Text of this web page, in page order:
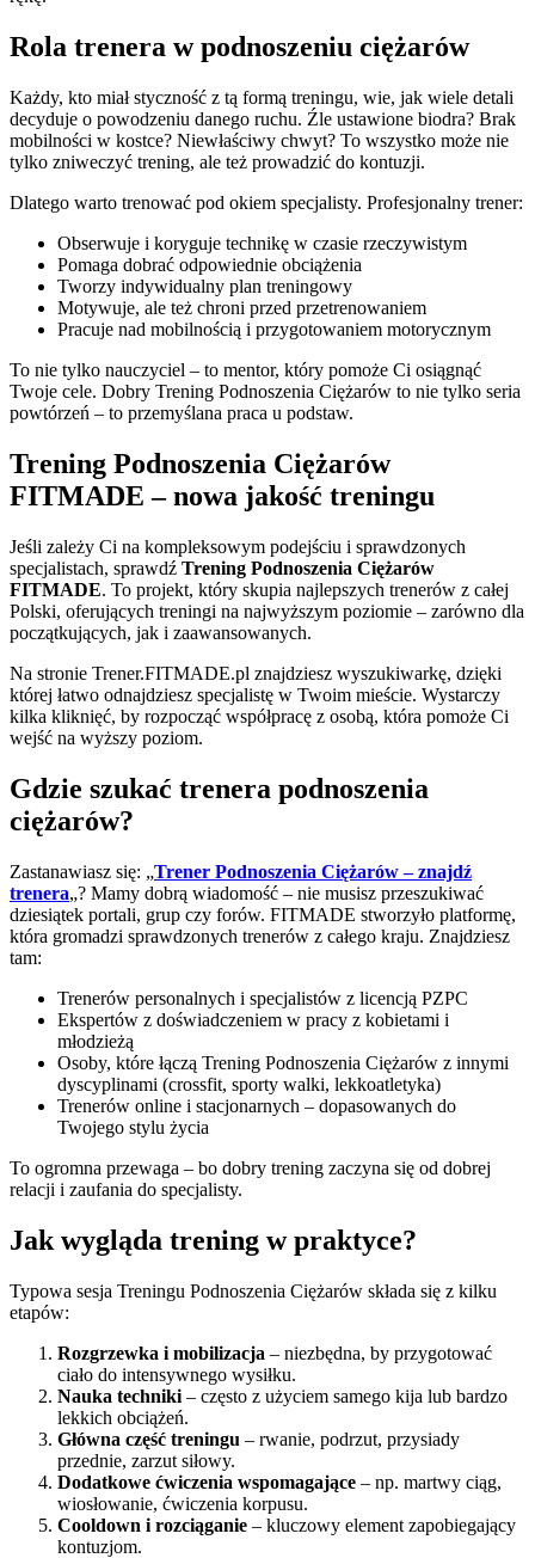
Rola trenera w podnoszeniu ciężarów
Każdy, kto miał styczność z tą formą treningu, wie, jak wiele detali
decyduje o powodzeniu danego ruchu. Źle ustawione biodra? Brak
mobilności w kostce? Niewłaściwy chwyt? To wszystko może nie
tylko zniweczyć trening, ale też prowadzić do kontuzji.
Dlatego warto trenować pod okiem specjalisty. Profesjonalny trener:
Obserwuje i koryguje technikę w czasie rzeczywistym
Pomaga dobrać odpowiednie obciążenia
Tworzy indywidualny plan treningowy
Motywuje, ale też chroni przed przetrenowaniem
Pracuje nad mobilnością i przygotowaniem motorycznym
To nie tylko nauczyciel – to mentor, który pomoże Ci osiągnąć
Twoje cele. Dobry Trening Podnoszenia Ciężarów to nie tylko seria
powtórzeń – to przemyślana praca u podstaw.
Trening Podnoszenia Ciężarów
FITMADE – nowa jakość treningu
Jeśli zależy Ci na kompleksowym podejściu i sprawdzonych
specjalistach, sprawdź Trening Podnoszenia Ciężarów
FITMADE. To projekt, który skupia najlepszych trenerów z całej
Polski, oferujących treningi na najwyższym poziomie – zarówno dla
początkujących, jak i zaawansowanych.
Na stronie Trener.FITMADE.pl znajdziesz wyszukiwarkę, dzięki
której łatwo odnajdziesz specjalistę w Twoim mieście. Wystarczy
kilka kliknięć, by rozpocząć współpracę z osobą, która pomoże Ci
wejść na wyższy poziom.
Gdzie szukać trenera podnoszenia
ciężarów?
Zastanawiasz się: „Trener Podnoszenia Ciężarów – znajdź
trenera„? Mamy dobrą wiadomość – nie musisz przeszukiwać
dziesiątek portali, grup czy forów. FITMADE stworzyło platformę,
która gromadzi sprawdzonych trenerów z całego kraju. Znajdziesz
tam:
Trenerów personalnych i specjalistów z licencją PZPC
Ekspertów z doświadczeniem w pracy z kobietami i
młodzieżą
Osoby, które łączą Trening Podnoszenia Ciężarów z innymi
dyscyplinami (crossfit, sporty walki, lekkoatletyka)
Trenerów online i stacjonarnych – dopasowanych do
Twojego stylu życia
To ogromna przewaga – bo dobry trening zaczyna się od dobrej
relacji i zaufania do specjalisty.
Jak wygląda trening w praktyce?
Typowa sesja Treningu Podnoszenia Ciężarów składa się z kilku
etapów:
Rozgrzewka i mobilizacja – niezbędna, by przygotować
ciało do intensywnego wysiłku.
Nauka techniki – często z użyciem samego kija lub bardzo
lekkich obciążeń.
Główna część treningu – rwanie, podrzut, przysiady
przednie, zarzut siłowy.
Dodatkowe ćwiczenia wspomagające – np. martwy ciąg,
wiosłowanie, ćwiczenia korpusu.
Cooldown i rozciąganie – kluczowy element zapobiegający
kontuzjom.